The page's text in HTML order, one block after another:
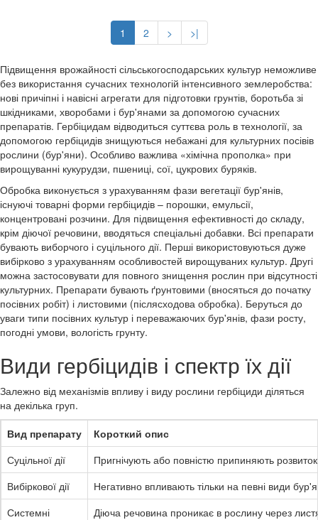
1 2 > >|
Підвищення врожайності сільськогосподарських культур неможливе
без використання сучасних технологій інтенсивного землеробства:
нові причіпні і навісні агрегати для підготовки грунтів, боротьба зі
шкідниками, хворобами і бур'янами за допомогою сучасних
препаратів. Гербіцидам відводиться суттєва роль в технології, за
допомогою гербіцидів знищуються небажані для культурних посівів
рослини (бур'яни). Особливо важлива «хімічна прополка» при
вирощуванні кукурудзи, пшениці, сої, цукрових буряків.
Обробка виконується з урахуванням фази вегетації бур'янів,
існуючі товарні форми гербіцидів – порошки, емульсії,
концентровані розчини. Для підвищення ефективності до складу,
крім діючої речовини, вводяться спеціальні добавки. Всі препарати
бувають виборчого і суцільного дії. Перші використовуються дуже
вибірково з урахуванням особливостей вирощуваних культур. Другі
можна застосовувати для повного знищення рослин при відсутності
культурних. Препарати бувають ґрунтовими (вносяться до початку
посівних робіт) і листовими (післясходова обробка). Беруться до
уваги типи посівних культур і переважаючих бур'янів, фази росту,
погодні умови, вологість грунту.
Види гербіцидів і спектр їх дії
Залежно від механізмів впливу і виду рослини гербіциди діляться
на декілька груп.
Вид препарату
Короткий опис
Суцільної дії
Пригнічують або повністю припиняють
Вибіркової дії
Негативно впливають тільки на певні види
Системні
Діюча речовина проникає в рослину через